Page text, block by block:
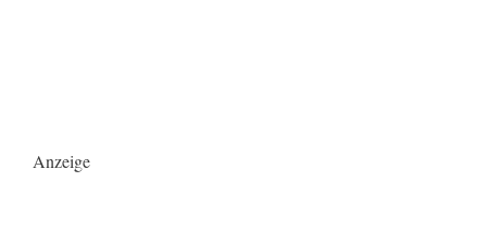
Anzeige